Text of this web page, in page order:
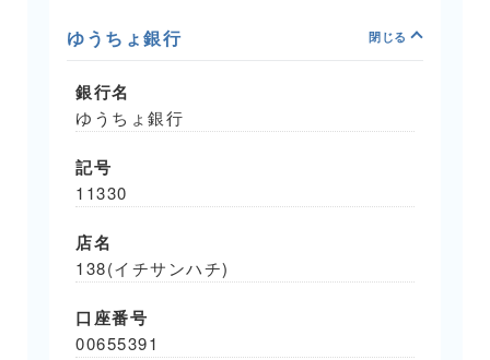
ゆうちょ銀行
銀行名
ゆうちょ銀行
記号
11330
店名
138(イチサンハチ)
口座番号
00655391